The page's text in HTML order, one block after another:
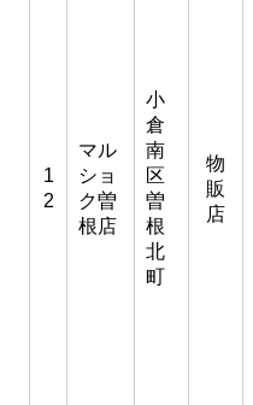
1
2
マル
ショ
ク曽
根店
小
倉
南
区
曽
根
北
町
物
販
店